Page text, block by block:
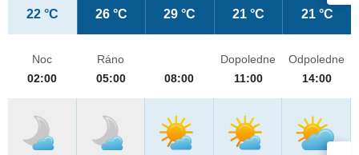
22 °C 26 °C 29 °C 21 °C 21 °C
Noc
02:00
Ráno
05:00
08:00
Dopoledne
11:00
Odpoledne
14:00